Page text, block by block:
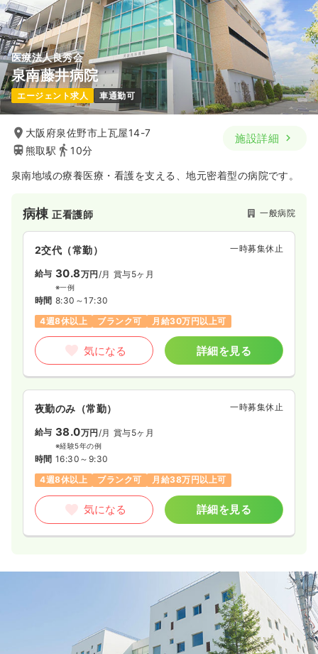
医療法人良秀会
泉南藤井病院
エージェント求人 車通勤可
大阪府泉佐野市上瓦屋14-7
熊取駅
10分
施設詳細
泉南地域の療養医療・看護を支える、地元密着型の病院です。
病棟正看護師 一般病院
2交代（常勤） 一時募集休止
給与 30.8万円 /月 賞与5ヶ月
※一例
時間 8:30～17:30
4週8休以上
ブランク可 月給30万円以上可
気になる 詳細を見る
夜勤のみ（常勤） 一時募集休止
給与 38.0万円/月 賞与5ヶ月
※経験5年の例
時間 16:30～9:30
4週8休以上
ブランク可 月給38万円以上可
気になる 詳細を見る